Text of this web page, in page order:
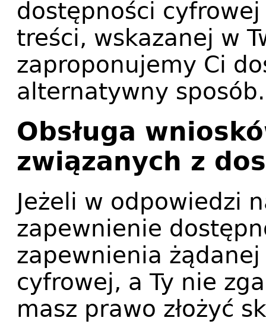
dostępności
treści, wskazanej w
zaproponujemy Ci
alternatywny sposób.
Obsługa
związanych z
Jeżeli w odpowiedzi
zapewnienie
zapewnienia
cyfrowej, a Ty nie
masz prawo złożyć